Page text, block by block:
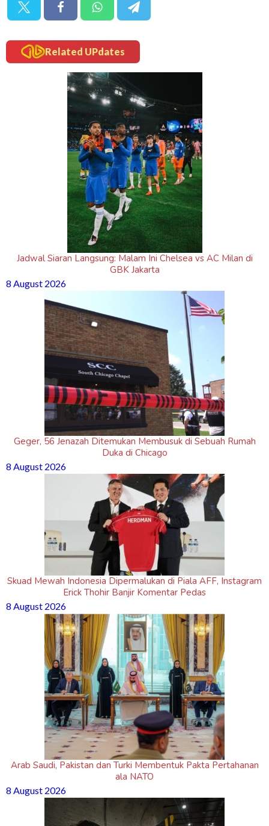
Related UPdates
Jadwal Siaran Langsung: Malam Ini Chelsea vs AC Milan di
GBK Jakarta
8 August 2026
Geger, 56 Jenazah Ditemukan Membusuk di Sebuah Rumah
Duka di Chicago
8 August 2026
Skuad Mewah Indonesia Dipermalukan di Piala AFF, Instagram
Erick Thohir Banjir Komentar Pedas
8 August 2026
Arab Saudi, Pakistan dan Turki Membentuk Pakta Pertahanan
ala NATO
8 August 2026